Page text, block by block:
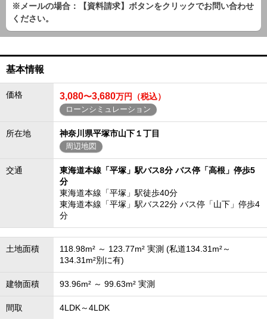
※メールの場合：【資料請求】ボタンをクリックでお問い合わせ
ください。
基本情報
価格 3,080〜3,680万円（税込）
ローンシミュレーション
所在地 神奈川県平塚市山下１丁目
周辺地図
交通
東海道本線「平塚」駅バス8分 バス停「高根」停歩5
分
東海道本線「平塚」駅徒歩40分
東海道本線「平塚」駅バス22分 バス停「山下」停歩4
分
土地面積
118.98m² ～ 123.77m² 実測 (私道134.31m²～
134.31m²別に有)
建物面積 93.96m² ～ 99.63m² 実測
間取 4LDK～4LDK